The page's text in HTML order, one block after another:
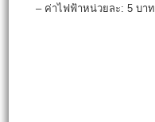
– ค่าไฟฟ้าหน่วยละ: 5 บาท